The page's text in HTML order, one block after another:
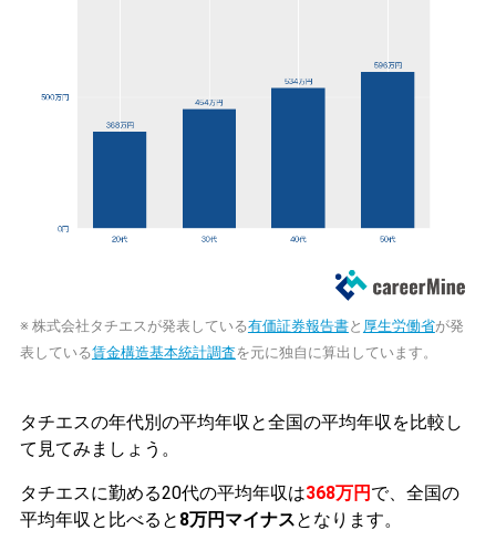
※ 株式会社タチエスが発表している有価証券報告書と 厚生労働省が発
表している賃金構造基本統計調査を元に独自に算出しています。
タチエスの年代別の平均年収と全国の平均年収を比較し
て見てみましょう。
タチエスに勤める20代の平均年収は368万円 で、全国の
平均年収と比べると 8万円マイナスとなります。